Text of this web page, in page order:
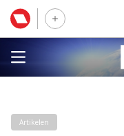
Artikelen